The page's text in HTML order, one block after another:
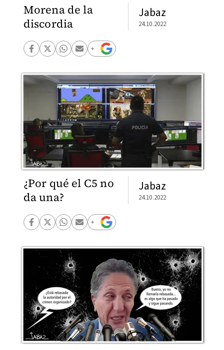
Morena de la
discordia
Jabaz
24.10.2022
¿Por qué el C5 no
da una?
Jabaz
24.10.2022